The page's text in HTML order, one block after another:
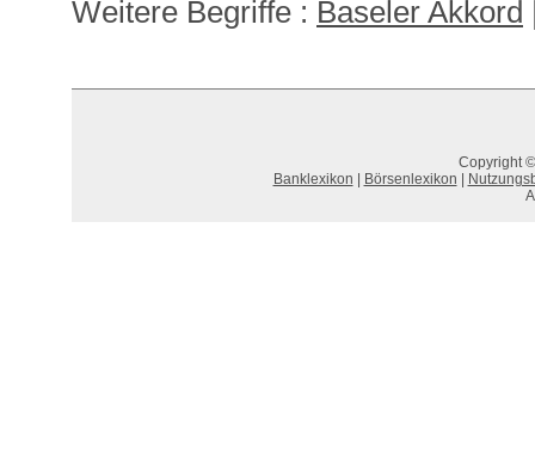
Weitere Begriffe : Baseler Akkord
Copyright
Banklexikon
Börsenlexikon